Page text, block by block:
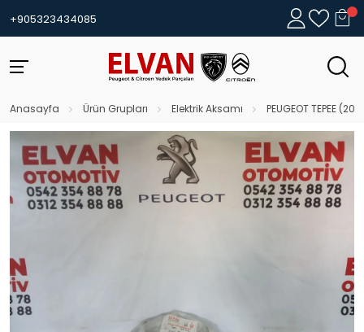
+905323434085
Anasayfa Ürün Grupları Elektrik Aksamı PEUGEOT TEPEE